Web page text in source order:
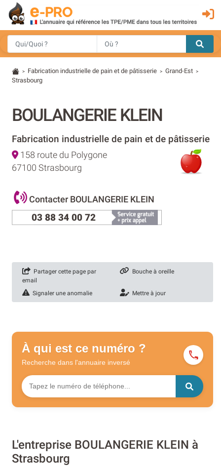
> Fabrication industrielle de pain et de pâtisserie > Grand-Est >
Strasbourg
BOULANGERIE KLEIN
Fabrication industrielle de pain et de pâtisserie
158 route du Polygone
67100 Strasbourg
Contacter BOULANGERIE KLEIN
03 88 34 00 72
Partager cette page par
email
Bouche à oreille
Signaler une anomalie Mettre à jour
À qui est ce numéro ?
Recherche dans l'annuaire inversé
L'entreprise BOULANGERIE KLEIN à
Strasbourg